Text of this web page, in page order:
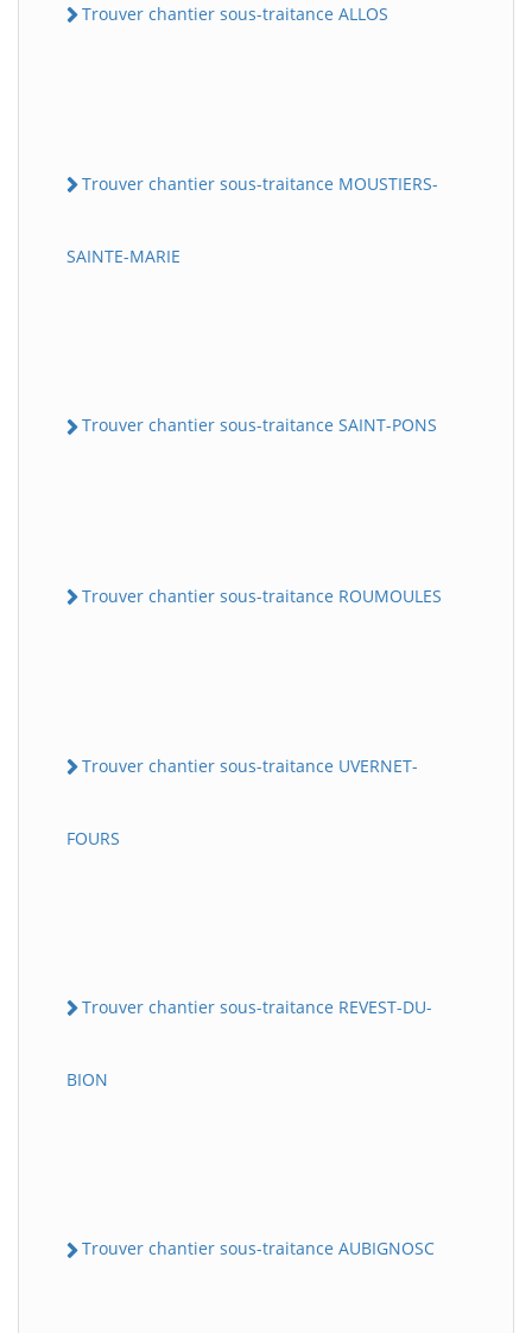
Trouver chantier sous-traitance ALLOS
Trouver chantier sous-traitance MOUSTIERS-
SAINTE-MARIE
Trouver chantier sous-traitance SAINT-PONS
Trouver chantier sous-traitance ROUMOULES
Trouver chantier sous-traitance UVERNET-
FOURS
Trouver chantier sous-traitance REVEST-DU-
BION
Trouver chantier sous-traitance AUBIGNOSC